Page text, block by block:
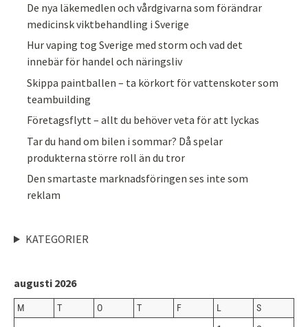
De nya läkemedlen och vårdgivarna som förändrar
medicinsk viktbehandling i Sverige
Hur vaping tog Sverige med storm och vad det
innebär för handel och näringsliv
Skippa paintballen – ta körkort för vattenskoter som
teambuilding
Företagsflytt – allt du behöver veta för att lyckas
Tar du hand om bilen i sommar? Då spelar
produkterna större roll än du tror
Den smartaste marknadsföringen ses inte som
reklam
KATEGORIER
augusti 2026
M T O T F L S